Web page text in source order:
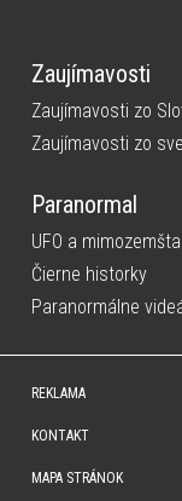
Zaujímavosti
Zaujímavosti zo
Zaujímavosti zo
Paranormal
UFO a
Čierne historky
Paranormálne
REKLAMA
KONTAKT
MAPA STRÁNOK